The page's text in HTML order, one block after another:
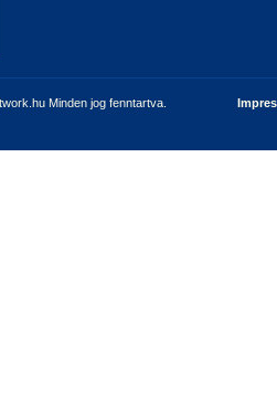
Minden jog fenntartva.